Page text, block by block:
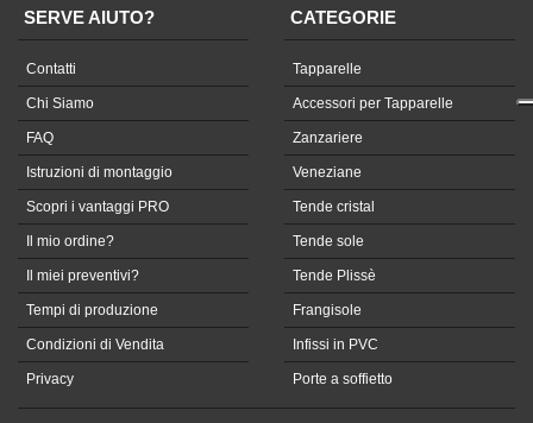
SERVE AIUTO?
Contatti
Chi Siamo
FAQ
Istruzioni di montaggio
Scopri i vantaggi PRO
Il mio ordine?
Il miei preventivi?
Tempi di produzione
Condizioni di Vendita
Privacy
CATEGORIE
Tapparelle
Accessori per Tapparelle
Zanzariere
Veneziane
Tende cristal
Tende sole
Tende Plissè
Frangisole
Infissi in PVC
Porte a soffietto